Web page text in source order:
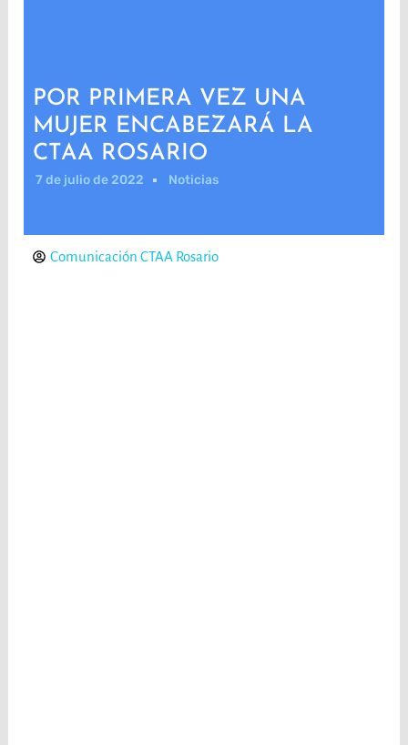
POR PRIMERA VEZ UNA
MUJER ENCABEZARÁ LA
CTAA ROSARIO
7 de julio de 2022 Noticias
Comunicación CTAA Rosario